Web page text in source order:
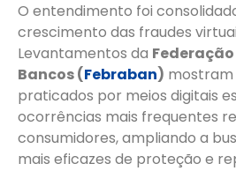
O entendimento foi
crescimento das fraudes
Levantamentos da
Bancos (Febraban) mostram
praticados por meios digitais
ocorrências mais frequentes
consumidores, ampliando a
mais eficazes de proteção e